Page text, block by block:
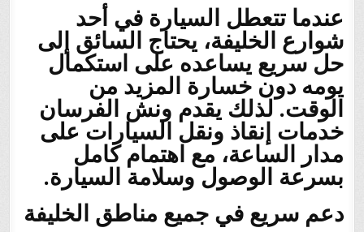
عندما تتعطل السيارة في أحد
شوارع الخليفة، يحتاج السائق إلى
حل سريع يساعده على استكمال
يومه دون خسارة المزيد من
الوقت. لذلك يقدم ونش الفرسان
خدمات إنقاذ ونقل السيارات على
مدار الساعة، مع اهتمام كامل
بسرعة الوصول وسلامة السيارة.
دعم سريع في جميع مناطق الخليفة